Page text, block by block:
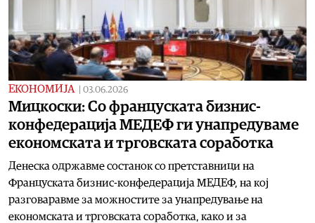
ЕКОНОМИЈА 03.06.2026
Мицкоски: Со француската бизнис-
конфедерација МЕДЕФ ги унапредуваме
економската и трговската соработка
Денеска одржавме состанок со претставници на
Француската бизнис-конфедерација МЕДЕФ, на кој
разговаравме за можностите за унапредување на
економската и трговската соработка, како и за